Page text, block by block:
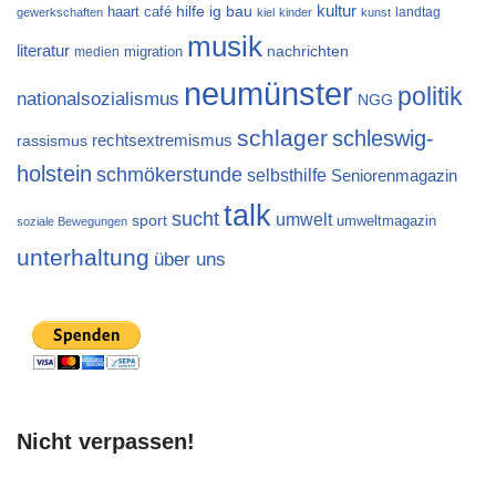
gewerkschaften haart café hilfe ig bau kiel kinder kultur kunst landtag
literatur medien migration musik nachrichten
nationalsozialismus neumünster NGG politik
rassismus rechtsextremismus schlagerschleswig-
holstein schmökerstunde selbsthilfe Seniorenmagazin
soziale Bewegungen sport suchttalk umwelt umweltmagazin
unterhaltung über uns
Nicht verpassen!